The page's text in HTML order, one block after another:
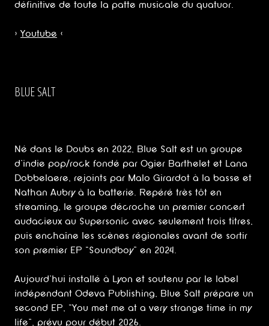
définitive de toute la patte musicale du quatuor.
> Youtube <
BLUE SALT
Né dans le Doubs en 2022, Blue Salt est un groupe
d’indie pop/rock fondé par Ogier Barthelet et Lana
Dobbelaere, rejoints par Malo Girardot à la basse et
Nathan Aubry à la batterie. Repéré très tôt en
streaming, le groupe décroche un premier concert
audacieux au Supersonic avec seulement trois titres,
puis enchaîne les scènes régionales avant de sortir
son premier EP “Soundboy” en 2024.
Aujourd’hui installé à Lyon et soutenu par le label
indépendant Odeva Publishing, Blue Salt prépare un
second EP, “You met me at a very strange time in my
life”, prévu pour début 2026.